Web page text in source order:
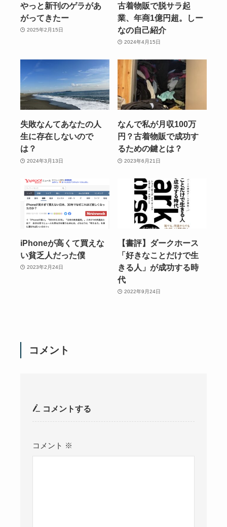
やっと新刊のゲラがあ
がってきたー
2025年2月15日
古着物販で脱サラ起
業、年商1億円超。しー
なの自己紹介
2024年4月15日
失敗なんてあなたの人
生に存在しないので
は？
2024年3月13日
なんで私が月収100万
円？古着物販で成功す
るための鍵とは？
2023年6月21日
iPhoneが高くて買えな
い貧乏人だった僕
2023年2月24日
【書評】ダークホース
「好きなことだけで生
きる人」が成功する時
代
2022年9月24日
コメント
コメントする
コメント ※